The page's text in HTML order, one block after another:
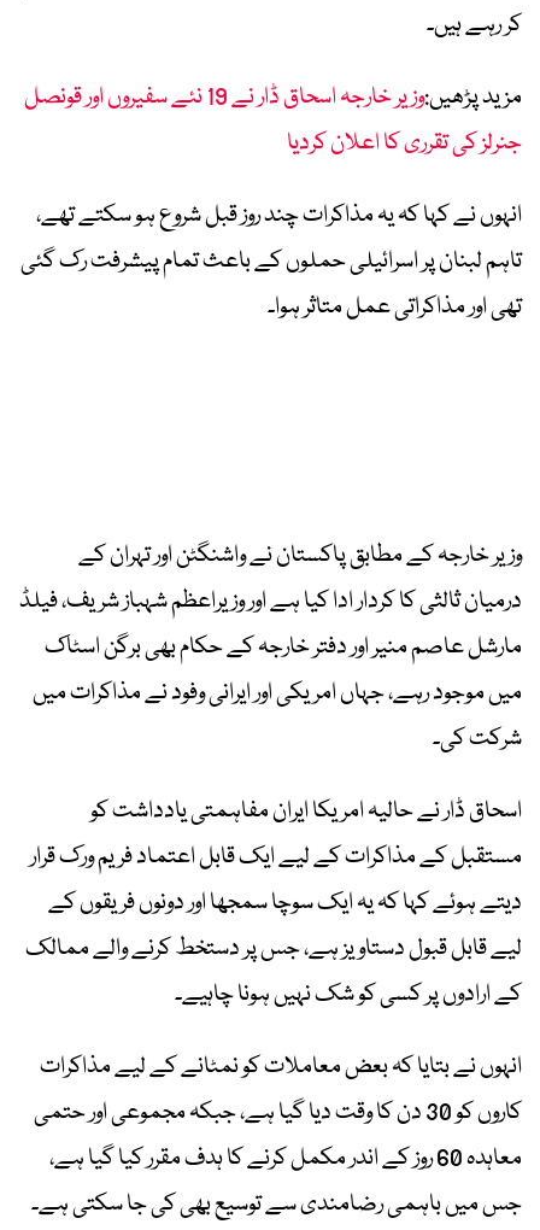
کر رہے ہیں۔
مزید پڑھیں:
وزیر خارجہ اسحاق ڈار نے 19 نئے سفیروں اور قونصل
جنرلز کی تقرری کا اعلان کردیا
انہوں نے کہا کہ یہ مذاکرات چند روز قبل شروع ہو سکتے تھے،
تاہم لبنان پر اسرائیلی حملوں کے باعث تمام پیشرفت رک گئی
تھی اور مذاکراتی عمل متاثر ہوا۔
وزیر خارجہ کے مطابق پاکستان نے واشنگٹن اور تہران کے
درمیان ثالثی کا کردار ادا کیا ہے اور وزیراعظم شہباز شریف، فیلڈ
مارشل عاصم منیر اور دفتر خارجہ کے حکام بھی برگن اسٹاک
میں موجود رہے، جہاں امریکی اور ایرانی وفود نے مذاکرات میں
شرکت کی۔
اسحاق ڈار نے حالیہ امریکا ایران مفاہمتی یادداشت کو
مستقبل کے مذاکرات کے لیے ایک قابل اعتماد فریم ورک قرار
دیتے ہوئے کہا کہ یہ ایک سوچا سمجھا اور دونوں فریقوں کے
لیے قابل قبول دستاویز ہے، جس پر دستخط کرنے والے ممالک
کے ارادوں پر کسی کو شک نہیں ہونا چاہیے۔
انہوں نے بتایا کہ بعض معاملات کو نمٹانے کے لیے مذاکرات
کاروں کو 30 دن کا وقت دیا گیا ہے، جبکہ مجموعی اور حتمی
معاہدہ 60 روز کے اندر مکمل کرنے کا ہدف مقرر کیا گیا ہے،
جس میں باہمی رضامندی سے توسیع بھی کی جا سکتی ہے۔